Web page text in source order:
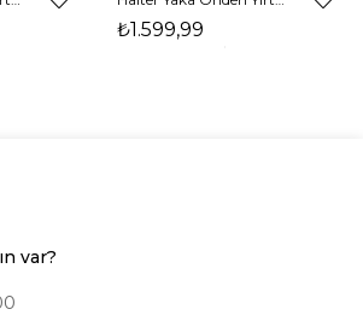
₺1.599,99
var?